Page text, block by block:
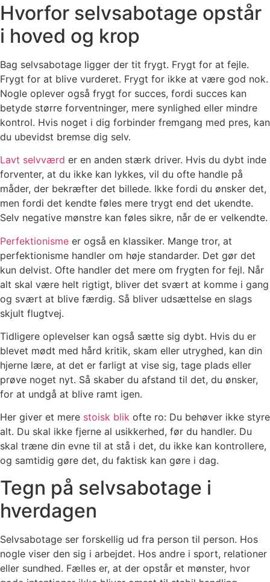
Hvorfor selvsabotage opstår
i hoved og krop
Bag selvsabotage ligger der tit frygt. Frygt for at fejle.
Frygt for at blive vurderet. Frygt for ikke at være god nok.
Nogle oplever også frygt for succes, fordi succes kan
betyde større forventninger, mere synlighed eller mindre
kontrol. Hvis noget i dig forbinder fremgang med pres, kan
du ubevidst bremse dig selv.
Lavt selvværd er en anden stærk driver. Hvis du dybt inde
forventer, at du ikke kan lykkes, vil du ofte handle på
måder, der bekræfter det billede. Ikke fordi du ønsker det,
men fordi det kendte føles mere trygt end det ukendte.
Selv negative mønstre kan føles sikre, når de er velkendte.
Perfektionisme er også en klassiker. Mange tror, at
perfektionisme handler om høje standarder. Det gør det
kun delvist. Ofte handler det mere om frygten for fejl. Når
alt skal være helt rigtigt, bliver det svært at komme i gang
og svært at blive færdig. Så bliver udsættelse en slags
skjult flugtvej.
Tidligere oplevelser kan også sætte sig dybt. Hvis du er
blevet mødt med hård kritik, skam eller utryghed, kan din
hjerne lære, at det er farligt at vise sig, tage plads eller
prøve noget nyt. Så skaber du afstand til det, du ønsker,
for at undgå at blive ramt igen.
Her giver et mere stoisk blik ofte ro: Du behøver ikke styre
alt. Du skal ikke fjerne al usikkerhed, før du handler. Du
skal træne din evne til at stå i det, du ikke kan kontrollere,
og samtidig gøre det, du faktisk kan gøre i dag.
Tegn på selvsabotage i
hverdagen
Selvsabotage ser forskellig ud fra person til person. Hos
nogle viser den sig i arbejdet. Hos andre i sport, relationer
eller sundhed. Fælles er, at der opstår et mønster, hvor